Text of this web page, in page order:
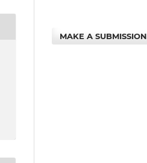
MAKE A SUBMISSION